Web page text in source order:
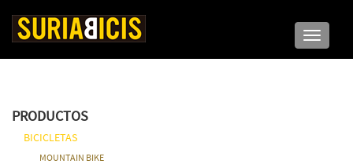
Toggle
PRODUCTOS
BICICLETAS
MOUNTAIN BIKE